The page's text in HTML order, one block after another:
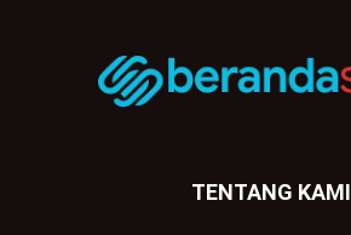
TENTANG KAMI